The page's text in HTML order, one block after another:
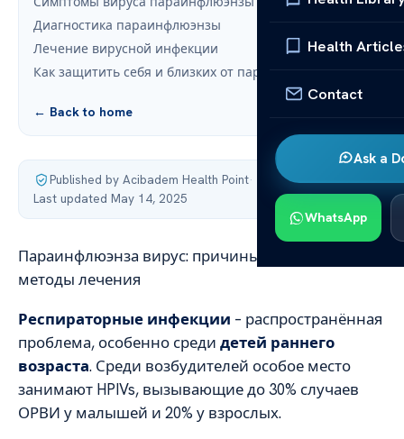
Health
Contact
Ask a
WhatsApp
Диагностика параинфлюэнзы
Лечение вирусной инфекции
Как защитить себя и близких от параинфлюэнзы
← Back to home
Published by Acibadem Health Point·
Last updated May 14, 2025
Параинфлюэнза вирус: причины симптомы и
методы лечения
Респираторные инфекции – распространённая
проблема, особенно среди детей раннего
возраста. Среди возбудителей особое место
занимают HPIVs, вызывающие до 30% случаев
ОРВИ у малышей и 20% у взрослых.